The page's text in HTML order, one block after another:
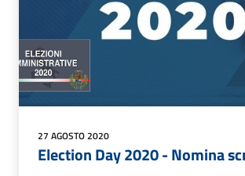
27 AGOSTO 2020
Election Day 2020 - Nomina